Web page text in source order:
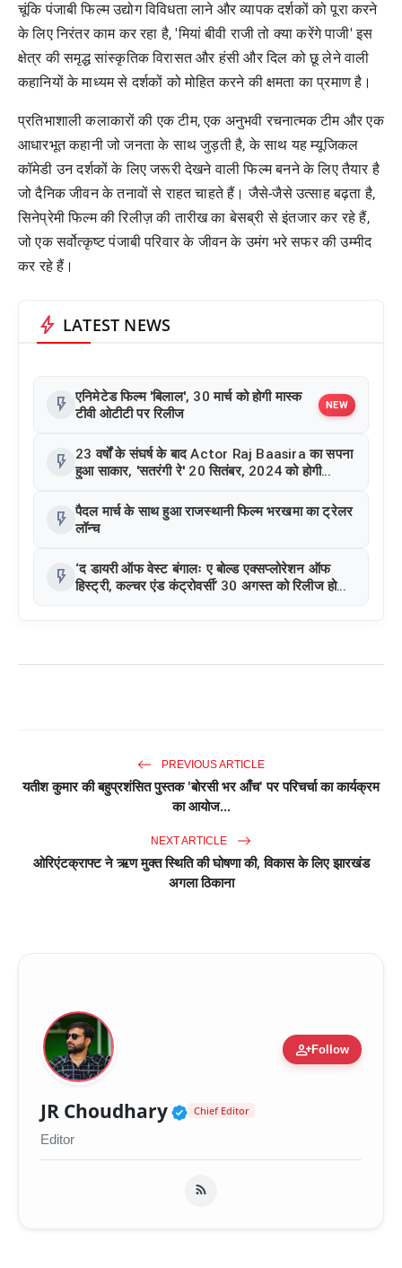
चूंकि पंजाबी फिल्म उद्योग विविधता लाने और व्यापक दर्शकों को पूरा करने
के लिए निरंतर काम कर रहा है, 'मियां बीवी राजी तो क्या करेंगे पाजी' इस
क्षेत्र की समृद्ध सांस्कृतिक विरासत और हंसी और दिल को छू लेने वाली
कहानियों के माध्यम से दर्शकों को मोहित करने की क्षमता का प्रमाण है।
प्रतिभाशाली कलाकारों की एक टीम, एक अनुभवी रचनात्मक टीम और एक
आधारभूत कहानी जो जनता के साथ जुड़ती है, के साथ यह म्यूजिकल
कॉमेडी उन दर्शकों के लिए जरूरी देखने वाली फिल्म बनने के लिए तैयार है
जो दैनिक जीवन के तनावों से राहत चाहते हैं। जैसे-जैसे उत्साह बढ़ता है,
सिनेप्रेमी फिल्म की रिलीज़ की तारीख का बेसब्री से इंतजार कर रहे हैं,
जो एक सर्वोत्कृष्ट पंजाबी परिवार के जीवन के उमंग भरे सफर की उम्मीद
कर रहे हैं।
bolt LATEST NEWS
flash_on एनिमेटेड फिल्म 'बिलाल', 30 मार्च को होगी मास्क
टीवी ओटीटी पर रिलीज
NEW
flash_on 23 वर्षों के संघर्ष के बाद Actor Raj Baasira का सपना
हुआ साकार, 'सतरंगी रे' 20 सितंबर, 2024 को होगी
flash_on पैदल मार्च के साथ हुआ राजस्थानी फिल्म भरखमा का ट्रेलर
लॉन्च
flash_on ‘द डायरी ऑफ वेस्ट बंगालः ए बोल्ड एक्सप्लोरेशन ऑफ
हिस्ट्री, कल्चर एंड कंट्रोवर्सी’ 30 अगस्त को रिलीज हो
PREVIOUS ARTICLE
यतीश कुमार की बहुप्रशंसित पुस्तक 'बोरसी भर आँच' पर परिचर्चा का कार्यक्रम
का आयोज...
NEXT ARTICLE
ओरिएंटक्राफ्ट ने ऋण मुक्त स्थिति की घोषणा की, विकास के लिए झारखंड
अगला ठिकाना
person_addFollow
JR Choudhary Verified Public Figure
Chief Editor
Editor